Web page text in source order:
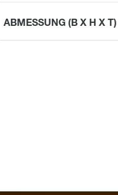
ABMESSUNG (B X H X T)